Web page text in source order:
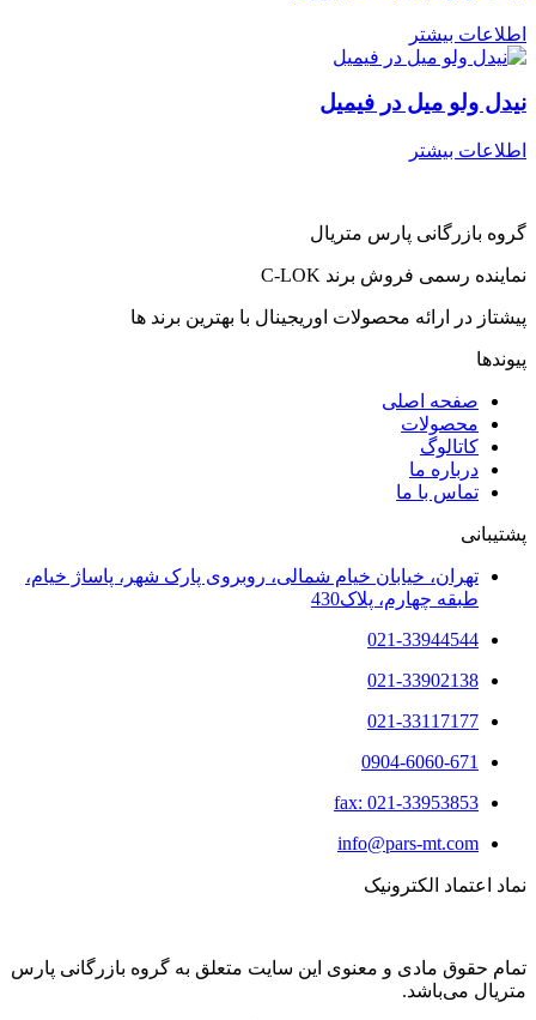
اطلاعات بیشتر
نیدل ولو میل در فیمیل
اطلاعات بیشتر
گروه بازرگانی پارس متریال
نماینده رسمی فروش برند C-LOK
پیشتاز در ارائه محصولات اوریجینال با بهترین برند ها
پیوندها
صفحه اصلی
محصولات
کاتالوگ
درباره ما
تماس با ما
پشتیبانی
تهران، خیابان خیام شمالی، روبروی پارک شهر، پاساژ خیام،
طبقه چهارم، پلاک430
021-33944544
021-33902138
021-33117177
0904-6060-671
fax: 021-33953853
info@pars-mt.com
نماد اعتماد الکترونیک
تمام حقوق مادی و معنوی این سایت متعلق به گروه بازرگانی پارس
متریال می‌باشد.